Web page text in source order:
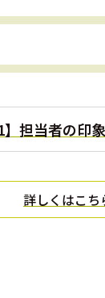
担当者の印
詳しくはこち